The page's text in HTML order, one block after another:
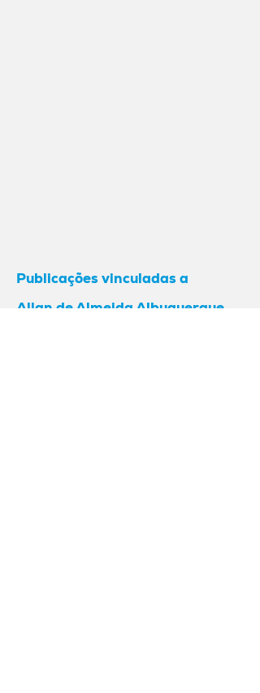
Publicações vinculadas a
Allan de Almeida Albuquerque